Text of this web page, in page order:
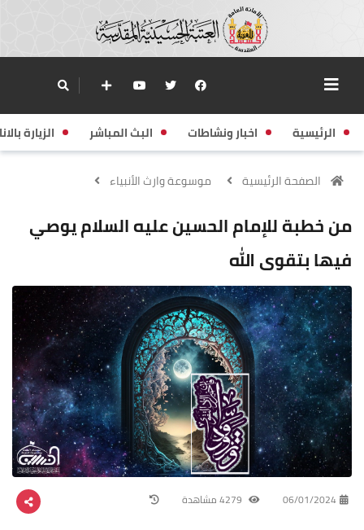
الرئيسية اخبار ونشاطات البث المباشر الزيارة
الصفحة الرئيسية موسوعة وارث الأنبياء
من خطبة للإمام الحسين عليه السلام يوصي
فيها بتقوى الله
06/01/2024